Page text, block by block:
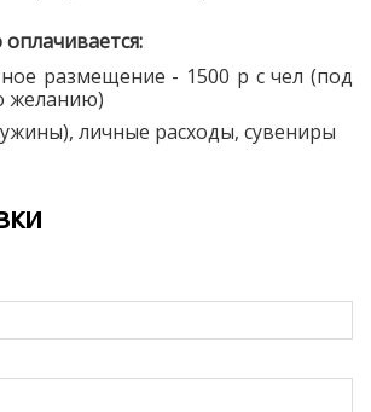
размещение - 1500 р с чел (под
желанию)
личные расходы, сувениры